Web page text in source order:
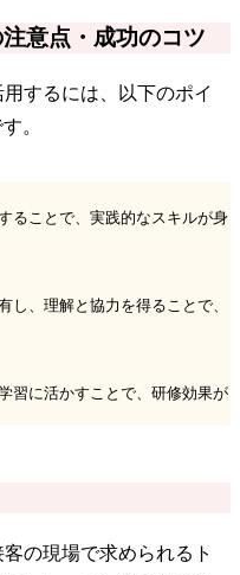
意点・成功のコツ
するには、以下のポイ
。
ることで、実践的なスキルが身
し、理解と協力を得ることで、
習に活かすことで、研修効果が
の現場で求められるト